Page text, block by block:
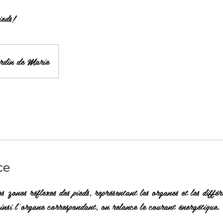
de Marie
zones réflexes des pieds, représentant les organes et les
l'organe correspondant, on relance le courant énergétique.